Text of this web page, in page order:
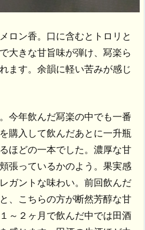
ロン香。口に含むとトロリと
大きな甘旨味が弾け、冩楽ら
ます。余韻に軽い苦みが感じ
今年飲んだ冩楽の中でも一番
購入して飲んだあとに一升瓶
ほどの一本でした。濃厚な甘
張っているかのよう。果実感
ガントな味わい。前回飲んだ
、こちらの方が断然芳醇な甘
～２ヶ月で飲んだ中では田酒